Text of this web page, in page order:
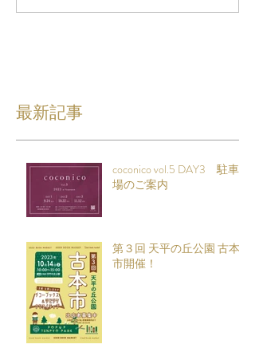
最新記事
coconico vol.5 DAY3 駐車
場のご案内
第３回 天平の丘公園 古本
市開催！